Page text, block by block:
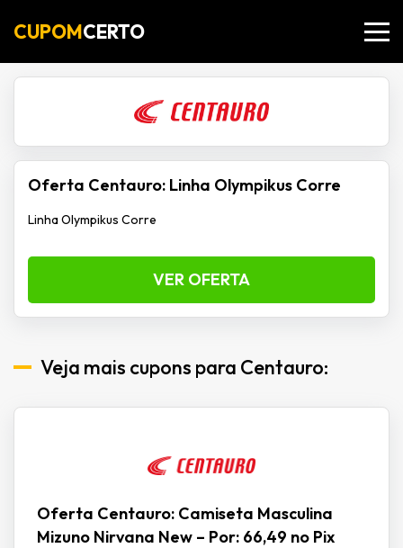
CUPOMCERTO
Oferta Centauro: Linha Olympikus Corre
Linha Olympikus Corre
VER OFERTA
Veja mais cupons para Centauro:
Oferta Centauro: Camiseta Masculina
Mizuno Nirvana New – Por: 66,49 no Pix